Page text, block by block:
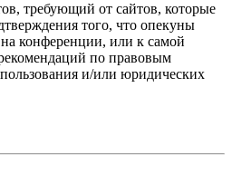
требующий от сайтов, которые
того, что опекуны
конференции, или к самой
по правовым
и/или юридических